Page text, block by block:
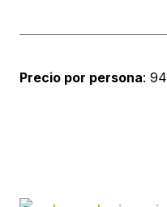
Precio por persona: